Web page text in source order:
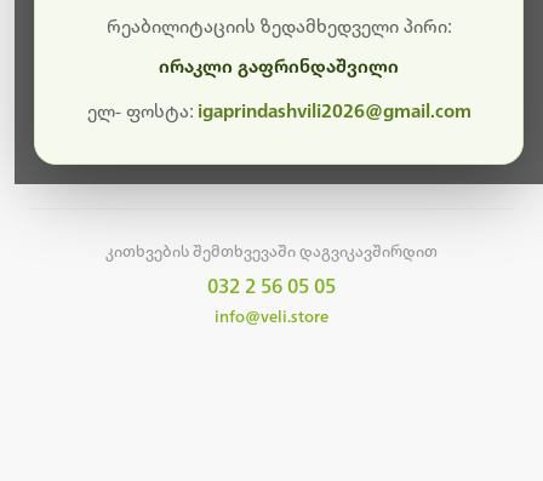
კითხვების შემთხვევაში დაგვიკავშირდით
032 2 56 05 05
info@veli.store
რეაბილიტაციის ზედამხედველი პირი:
ირაკლი გაფრინდაშვილი
ელ- ფოსტა: igaprindashvili2026@gmail.com